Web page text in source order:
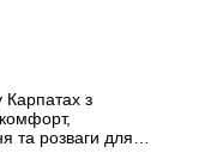
Карпатах з
та розваги для